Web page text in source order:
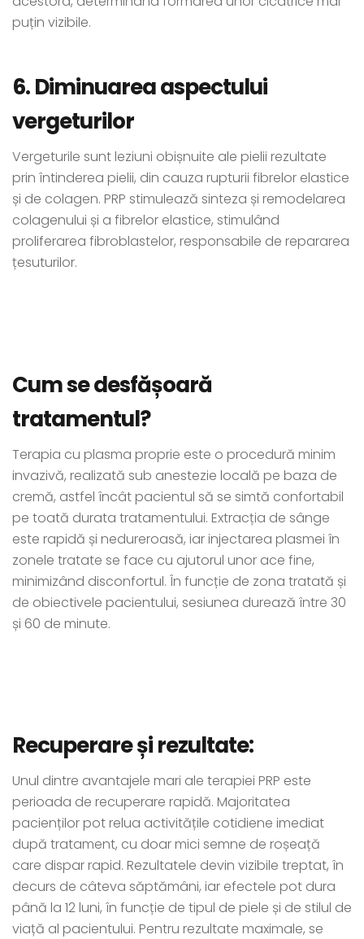
puțin vizibile.
6. Diminuarea aspectului
vergeturilor
Vergeturile sunt leziuni obișnuite ale pielii rezultate
prin întinderea pielii, din cauza rupturii fibrelor elastice
și de colagen. PRP stimulează sinteza și remodelarea
colagenului și a fibrelor elastice, stimulând
proliferarea fibroblastelor, responsabile de repararea
țesuturilor.
Cum se desfășoară
tratamentul?
Terapia cu plasma proprie este o procedură minim
invazivă, realizată sub anestezie locală pe baza de
cremă, astfel încât pacientul să se simtă confortabil
pe toată durata tratamentului. Extracția de sânge
este rapidă și nedureroasă, iar injectarea plasmei în
zonele tratate se face cu ajutorul unor ace fine,
minimizând disconfortul. În funcție de zona tratată și
de obiectivele pacientului, sesiunea durează între 30
și 60 de minute.
Recuperare și rezultate:
Unul dintre avantajele mari ale terapiei PRP este
perioada de recuperare rapidă. Majoritatea
pacienților pot relua activitățile cotidiene imediat
după tratament, cu doar mici semne de roșeață
care dispar rapid. Rezultatele devin vizibile treptat, în
decurs de câteva săptămâni, iar efectele pot dura
până la 12 luni, în funcție de tipul de piele și de stilul de
viață al pacientului. Pentru rezultate maximale, se